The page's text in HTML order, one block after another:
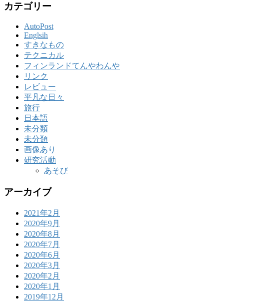
カテゴリー
AutoPost
Englsih
すきなもの
テクニカル
フィンランドてんやわんや
リンク
レビュー
平凡な日々
旅行
日本語
未分類
未分類
画像あり
研究活動
あそび
アーカイブ
2021年2月
2020年9月
2020年8月
2020年7月
2020年6月
2020年3月
2020年2月
2020年1月
2019年12月